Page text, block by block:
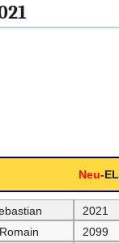
Neu-
2021
2099